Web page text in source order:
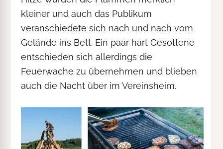
kleiner und auch das Publikum
veranschiedete sich nach und nach vom
Gelände ins Bett. Ein paar hart Gesottene
entschieden sich allerdings die
Feuerwache zu übernehmen und blieben
auch die Nacht über im Vereinsheim.